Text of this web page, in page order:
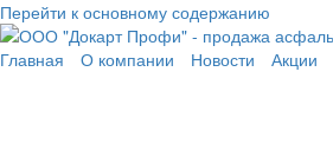
Перейти к основному содержанию
Главная
О компании Новости Акции